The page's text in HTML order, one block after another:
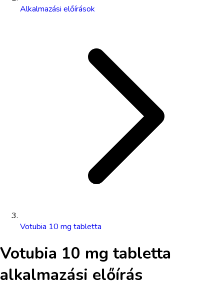
Alkalmazási előírások
Votubia 10 mg tabletta
Votubia 10 mg tabletta
alkalmazási előírás